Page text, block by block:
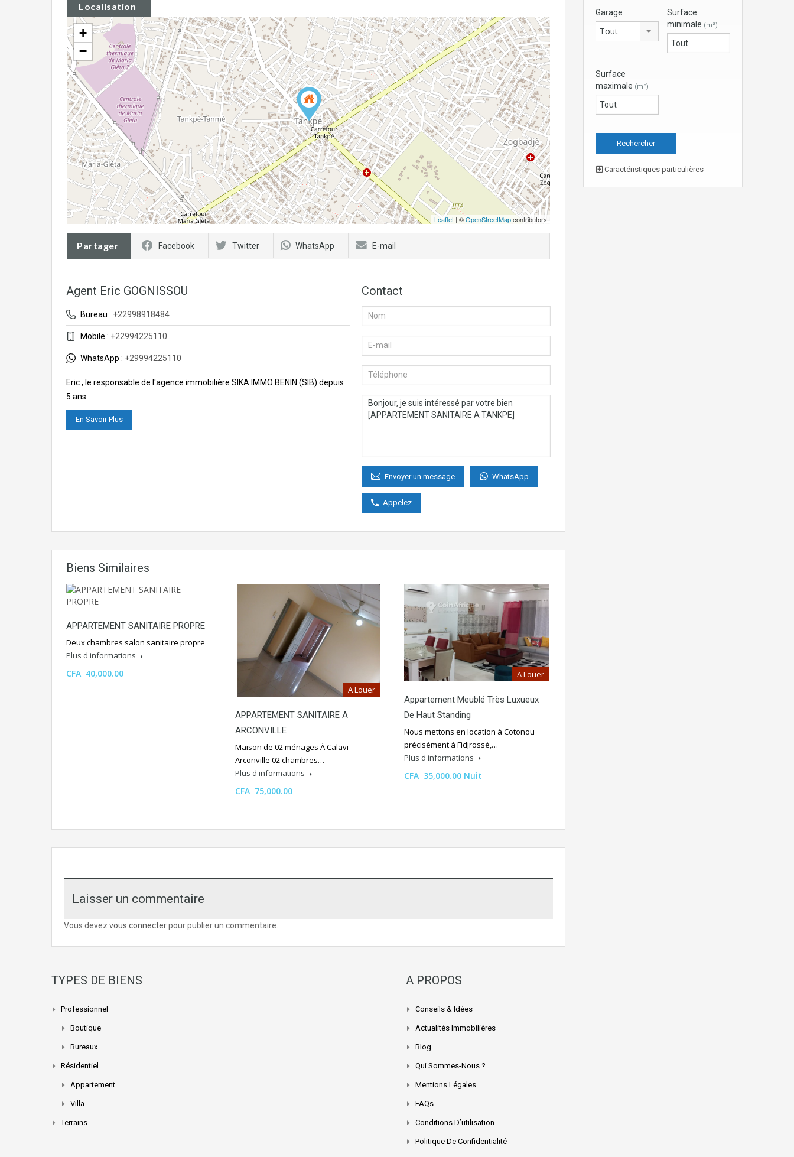
Localisation
+
−
Leaflet | ©OpenStreetMapcontributors
Partager Facebook Twitter WhatsApp E-mail
Agent Eric GOGNISSOU
Bureau : +22998918484
Mobile : +22994225110
WhatsApp : +29994225110
Eric , le responsable de l'agence immobilière SIKA IMMO BENIN (SIB) depuis
5 ans.
En Savoir Plus
Contact
Envoyer un message WhatsApp
Appelez
Biens Similaires
APPARTEMENT SANITAIRE PROPRE
Deux chambres salon sanitaire propre
Plus d'informations
CFA 40,000.00
A Louer
APPARTEMENT SANITAIRE A
ARCONVILLE
Maison de 02 ménages À Calavi
Arconville 02 chambres…
Plus d'informations
CFA 75,000.00
A Louer
Appartement Meublé Très Luxueux
De Haut Standing
Nous mettons en location à Cotonou
précisément à Fidjrossè,…
Plus d'informations
CFA 35,000.00 Nuit
Laisser un commentaire
Vous devez vous connecterpour publier un commentaire.
Garage
Tout
Surface
minimale (m²)
Surface
maximale (m²)
Caractéristiques particulières
TYPES DE BIENS
Professionnel
Boutique
Bureaux
Résidentiel
Appartement
Villa
Terrains
A PROPOS
Conseils & Idées
Actualités Immobilières
Blog
Qui Sommes-Nous ?
Mentions Légales
FAQs
Conditions D’utilisation
Politique De Confidentialité